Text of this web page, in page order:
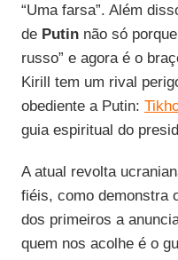
“Uma farsa”. Além
de Putinnão só
russo” e agora é o
Kirill tem um rival
obediente a Putin:
guia espiritual do
A atual revolta
fiéis, como demonstra
dos primeiros a
quem nos acolhe é o